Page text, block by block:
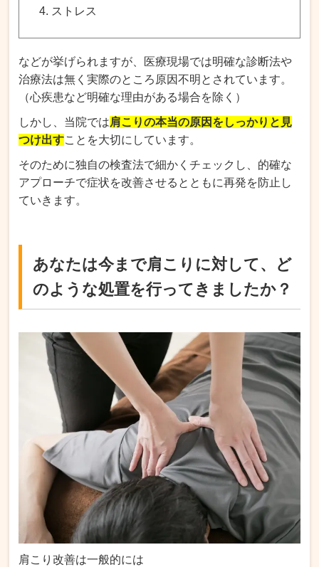
ストレス
などが挙げられますが、医療現場では明確な診断法や
治療法は無く実際のところ原因不明とされています。
（心疾患など明確な理由がある場合を除く）
しかし、当院では肩こりの本当の原因をしっかりと見
つけ出すことを大切にしています。
そのために独自の検査法で細かくチェックし、的確な
アプローチで症状を改善させるとともに再発を防止し
ていきます。
あなたは今まで肩こりに対して、ど
のような処置を行ってきましたか？
肩こり改善は一般的には